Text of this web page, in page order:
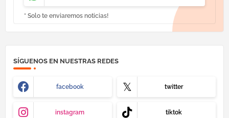
* Solo te enviaremos noticias!
SÍGUENOS EN NUESTRAS REDES
facebook twitter
instagram tiktok